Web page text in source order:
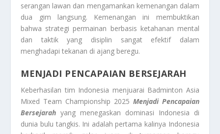
serangan lawan dan mengamankan kemenangan dalam
dua gim langsung. Kemenangan ini membuktikan
bahwa strategi permainan berbasis ketahanan mental
dan taktik yang disiplin sangat efektif dalam
menghadapi tekanan di ajang beregu.
MENJADI PENCAPAIAN BERSEJARAH
Keberhasilan tim Indonesia menjuarai Badminton Asia
Mixed Team Championship 2025 Menjadi Pencapaian
Bersejarah yang menegaskan dominasi Indonesia di
dunia bulu tangkis. Ini adalah pertama kalinya Indonesia